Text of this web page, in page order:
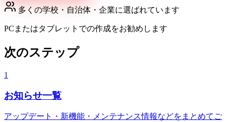
多くの学校・自治体・企業に選ばれています
PCまたはタブレットでの作成をお勧めします
次のステップ
1
お知らせ一覧
アップデート・新機能・メンテナンス情報などをまとめてご